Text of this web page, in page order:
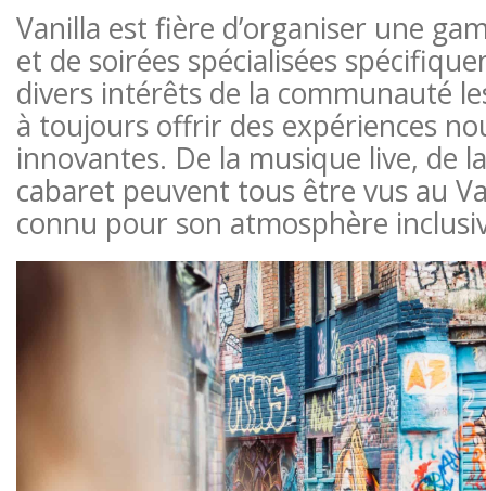
Vanilla est fière d’organiser une
et de soirées spécialisées
divers intérêts de la communauté
à toujours offrir des expériences
innovantes. De la musique live, de
cabaret peuvent tous être vus au
connu pour son atmosphère